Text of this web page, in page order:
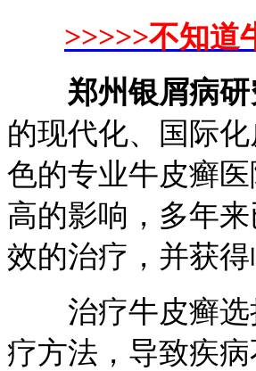
>>>>>不知道
郑州银屑病
的现代化、国际
色的专业牛皮癣
高的影响，多年
效的治疗，并获
治疗牛皮癣选
疗方法，导致疾